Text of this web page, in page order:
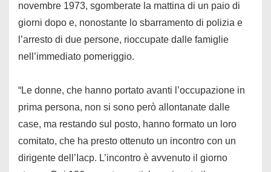
novembre 1973, sgomberate la mattina di un paio di
giorni dopo e, nonostante lo sbarramento di polizia e
l’arresto di due persone, rioccupate dalle famiglie
nell’immediato pomeriggio.
“Le donne, che hanno portato avanti l’occupazione in
prima persona, non si sono però allontanate dalle
case, ma restando sul posto, hanno formato un loro
comitato, che ha presto ottenuto un incontro con un
dirigente dell’Iacp. L’incontro è avvenuto il giorno